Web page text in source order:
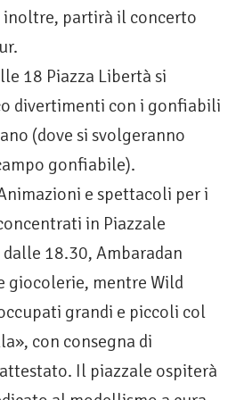
partirà il concerto
18 Piazza Libertà si
divertimenti con i gonfiabili
(dove si svolgeranno
gonfiabile).
e spettacoli per i
in Piazzale
18.30, Ambaradan
giocolerie, mentre Wild
grandi e piccoli col
con consegna di
Il piazzale ospiterà